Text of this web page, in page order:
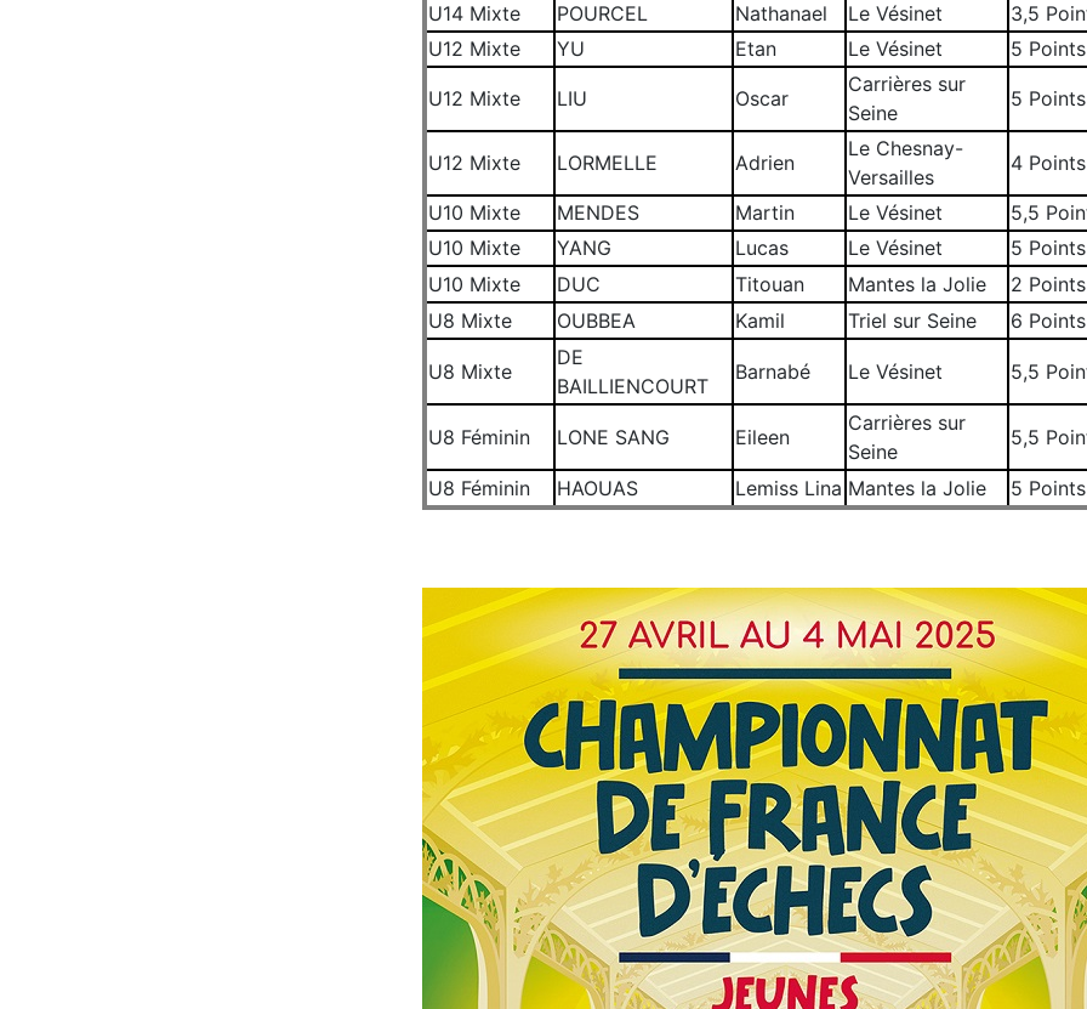
U14 Mixte
POURCEL Nathanael Le Vésinet
3,5
U12 Mixte
YU Etan Le Vésinet 5 Points
U12 Mixte LIU Oscar
Carrières sur
Seine
5 Points
U12 Mixte LORMELLE Adrien
Le Chesnay-
Versailles
4 Points
U10 Mixte MENDES Martin Le Vésinet
5,5
U10 Mixte
YANG Lucas Le Vésinet
5 Points
U10 Mixte
DUC Titouan Mantes la Jolie
2 Points
U8 Mixte
OUBBEA Kamil Triel sur Seine 6 Points
U8 Mixte
DE
BAILLIENCOURT
Barnabé Le Vésinet 5,5
U8 Féminin LONE SANG Eileen
Carrières sur
Seine
5,5
U8 Féminin HAOUAS Lemiss Lina Mantes la Jolie 5 Points